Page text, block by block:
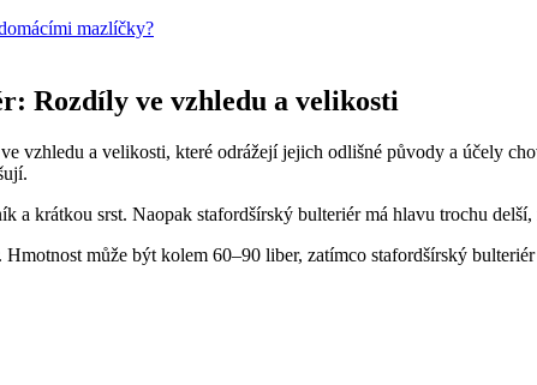
mazlíčky?
Rozdíly ve vzhledu a velikosti
vzhledu a velikosti, které odrážejí jejich odlišné původy a účely
krátkou srst. Naopak stafordšírský bulteriér má hlavu trochu
může být kolem 60–90 liber, zatímco stafordšírský